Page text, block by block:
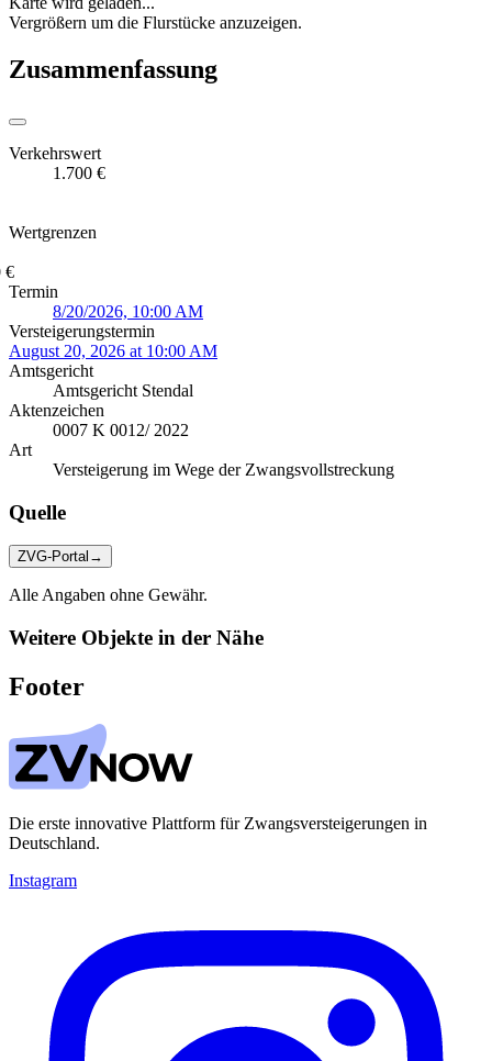
Vergrößern um die Flurstücke anzuzeigen.
Zusammenfassung
Verkehrswert
1.700 €
Wertgrenzen
€
Termin
8/20/2026, 10:00 AM
Versteigerungstermin
August 20, 2026 at 10:00 AM
Amtsgericht
Amtsgericht Stendal
Aktenzeichen
0007 K 0012/ 2022
Art
Versteigerung im Wege der Zwangsvollstreckung
Quelle
ZVG-Portal →
Alle Angaben ohne Gewähr.
Weitere Objekte in der Nähe
Footer
Die erste innovative Plattform für Zwangsversteigerungen in
Deutschland.
Instagram